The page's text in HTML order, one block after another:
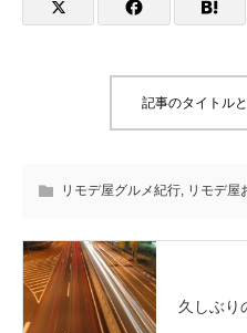
記事のタイトル
リモデ屋グルメ紀行, リモデ屋
久しぶり